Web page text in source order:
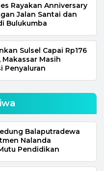
Rayakan Anniversary
Jalan Santai dan
Bulukumba
Sulsel Capai Rp176
Masih
Penyaluran
Balaputradewa
Nalanda
Pendidikan